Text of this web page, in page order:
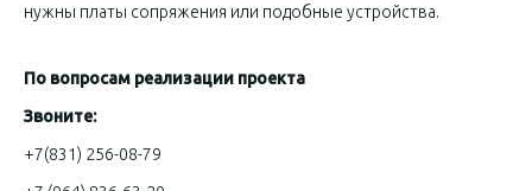
нужны платы сопряжения или подобные устройства.
По вопросам реализации проекта
Звоните:
+7(831) 256-08-79